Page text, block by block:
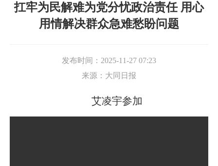
扛牢为民解难为党分忧政治责任 用心
用情解决群众急难愁盼问题
发布时间： 2025-11-27 07:23
来源： 大同日报
艾凌宇参加